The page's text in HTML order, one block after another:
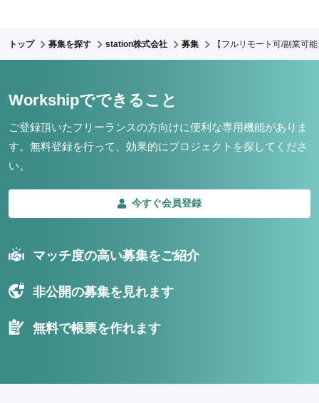
トップ 募集を探す station株式会社 募集 【フルリモート可/副業可
Workshipでできること
ご登録頂いたフリーランスの方向けに便利な専用機能がありま
す。 無料登録を行って、効果的にプロジェクトを探してくださ
い。
今すぐ会員登録
マッチ度の高い募集をご紹介
非公開の募集を見れます
無料で帳票を作れます